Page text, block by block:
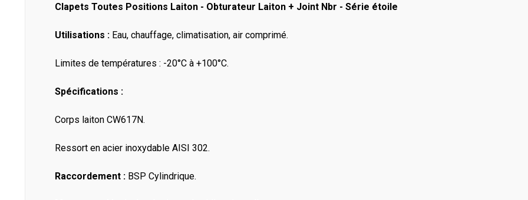
Clapets Toutes Positions Laiton - Obturateur Laiton + Joint Nbr - Série étoile
Utilisations : Eau, chauffage, climatisation, air comprimé.
Limites de températures : -20°C à +100°C.
Spécifications :
Corps laiton CW617N.
Ressort en acier inoxydable AISI 302.
Raccordement : BSP Cylindrique.